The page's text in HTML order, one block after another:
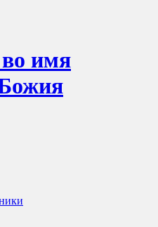
имя